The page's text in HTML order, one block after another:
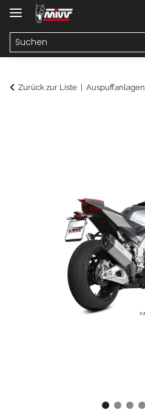
Zurück zur Liste Auspuffanlagen